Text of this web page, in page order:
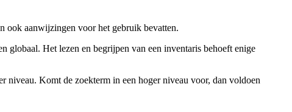
ook aanwijzingen voor het gebruik bevatten.
globaal. Het lezen en begrijpen van een inventaris behoeft enige
niveau. Komt de zoekterm in een hoger niveau voor, dan voldoen